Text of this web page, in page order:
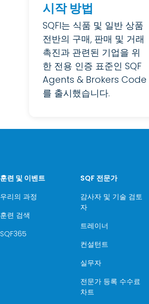
시작 방법
SQFI는 식품 및 일반 상품
전반의 구매, 판매 및 거래
촉진과 관련된 기업을 위
한 전용 인증 표준인 SQF
Agents & Brokers Code
를 출시했습니다.
훈련 및 이벤트
우리의 과정
훈련 검색
SQF365
SQF 전문가
감사자 및 기술 검토
자
트레이너
컨설턴트
실무자
전문가 등록 수수료
차트